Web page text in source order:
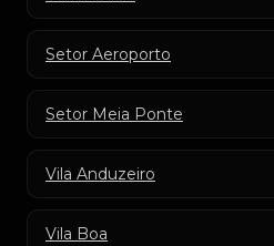
Setor Aeroporto
Setor Meia Ponte
Vila Anduzeiro
Vila Boa